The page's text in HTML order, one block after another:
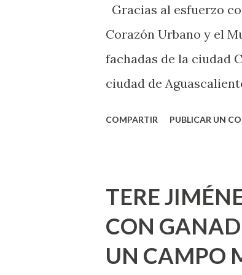
como cualquier
cuando ambas partes
Gracias al esfuerzo
Corazón Urbano y el
fachadas de la ciudad
ciudad de
Estado, la Fundación
Montañez informó
metros cuadrados de
Jesús F. Elizondo y la
COMPARTIR PUBLICAR UN
TERE
CON
UN CAMPO